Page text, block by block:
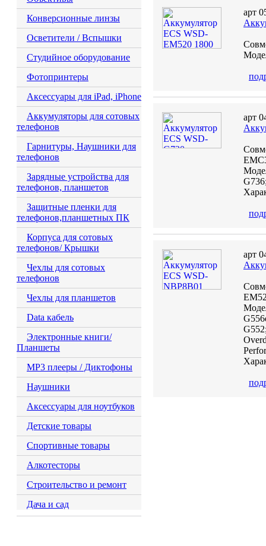
Конверсионные линзы
Осветители / Вспышки
Студийное оборудование
Фотопринтеры
Аксессуары для iPad, iPhone
Аккумуляторы для сотовых
телефонов
Гарнитуры, Наушники для
телефонов
Зарядные устройства для
телефонов, планшетов
Защитные пленки для
телефонов,планшетных ПК
Корпуса для сотовых
телефонов/ Крышки
Чехлы для сотовых
телефонов
Чехлы для планшетов
Data кабель
Электронные книги/
Планшеты
MP3 плееры / Диктофоны
Наушники
Аксессуары для ноутбуков
Детские товары
Спортивные товары
Алкотесторы
Строительство и ремонт
Дача и сад
арт
арт
арт